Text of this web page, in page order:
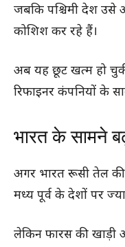
जबकि पश्चिमी देश
कोशिश कर रहे हैं।
अब यह छूट खत्म हो
रिफाइनर कंपनियों के
भारत के सामने
अगर भारत रूसी तेल
मध्य पूर्व के देशों पर
लेकिन फारस की खाड़ी